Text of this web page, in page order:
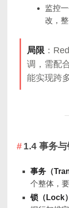
监控
改，
局限 ：
调，需配
能实现跨
1.4 事务
事务（
个整体，
锁（Lock）